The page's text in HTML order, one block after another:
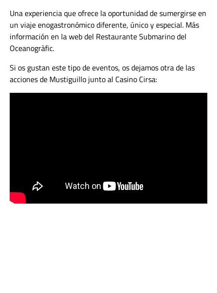
Una experiencia que ofrece la oportunidad de sumergirse en
un viaje enogastronómico diferente, único y especial. Más
información en la web del Restaurante Submarino del
Oceanogràfic.
Si os gustan este tipo de eventos, os dejamos otra de las
acciones de Mustiguillo junto al Casino Cirsa: